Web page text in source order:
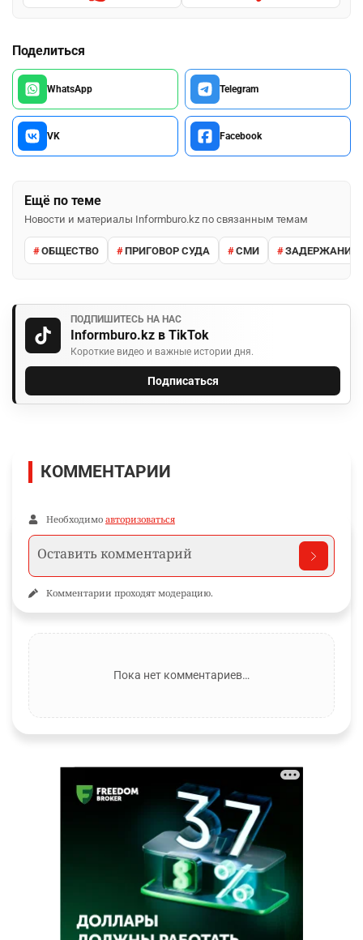
Поделиться
WhatsApp Telegram
VK Facebook
Ещё по теме
Новости и материалы Informburo.kz по связанным темам
ОБЩЕСТВО ПРИГОВОР СУДА СМИ ЗАДЕРЖАНИЕ
ПОДПИШИТЕСЬ НА НАС
Informburo.kz в TikTok
Короткие видео и важные истории дня.
Подписаться
КОММЕНТАРИИ
Необходимо авторизоваться
Комментарии проходят модерацию.
Пока нет комментариев…